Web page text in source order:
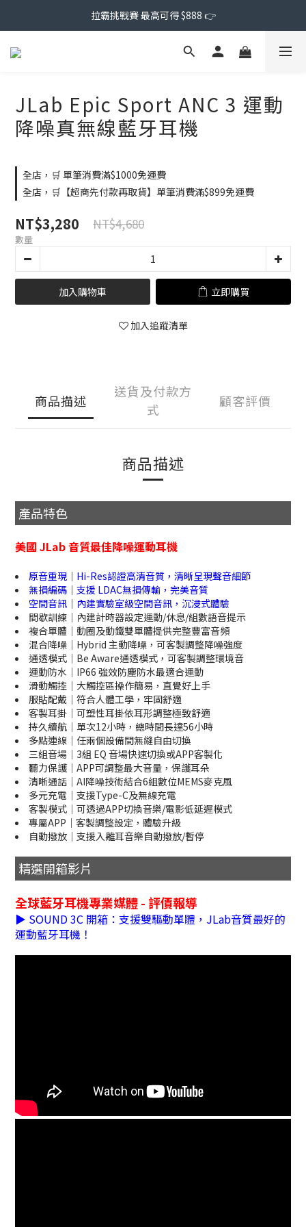
拉霸挑戰賽 最高可得 $888 👉
JLab Epic Sport ANC 3 運動
降噪真無線藍牙耳機
全店，🛒 單筆消費滿$1000免運費
全店，🛒【超商先付款再取貨】單筆消費滿$899免運費
NT$3,280 NT$4,680
數量
加入購物車 立即購買
加入追蹤清單
商品描述
送貨及付款方
式
顧客評價
商品描述
產品特色
美國 JLab 音質最佳降噪運動耳機
原音重現｜Hi-Res認證高清音質，清晰呈現聲音細節
無損編碼｜支援 LDAC無損傳輸，完美音質
空間音訊｜內建實驗室級空間音訊，沉浸式體驗
間歇訓練｜內建計時器設定運動/休息/組數語音提示
複合單體｜動圈及動鐵雙單體提供完整豐富音頻
混合降噪｜Hybrid 主動降噪，可客製調整降噪強度
通透模式｜Be Aware通透模式，可客製調整環境音
運動防水｜IP66 強效防塵防水最適合運動
滑動觸控｜大觸控區操作簡易，直覺好上手
服貼配戴｜符合人體工學，牢固舒適
客製耳掛｜可塑性耳掛依耳形調整極致舒適
持久續航｜單次12小時，總時間長達56小時
多點連線｜任兩個設備間無縫自由切換
三組音場｜3組 EQ 音場快速切換或APP客製化
聽力保護｜APP可調整最大音量，保護耳朵
清晰通話｜AI降噪技術結合6組數位MEMS麥克風
多元充電｜支援Type-C及無線充電
客製模式｜可透過APP切換音樂/電影低延遲模式
專屬APP｜客製調整設定，體驗升級
自動撥放｜支援入離耳音樂自動撥放/暫停
精選開箱影片
全球藍牙耳機專業媒體 - 評價報導
▶ SOUND 3C 開箱：支援雙驅動單體，JLab音質最好的
運動藍牙耳機！